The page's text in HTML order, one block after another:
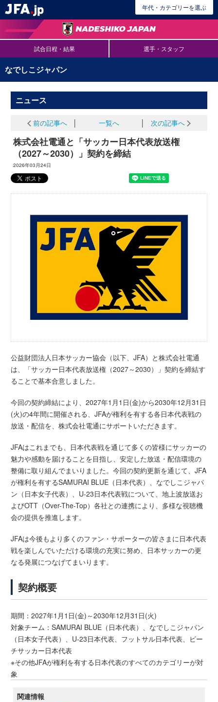
年代・カテゴリーを選ぶ
試合日程・結果 選手・スタッフ
なでしこジャパン
ニュース
前の記事へ 一覧へ 次の記事へ
株式会社電通と「サッカー日本代表放送権
（2027～2030）」契約を締結
2026年03月24日
公益財団法人日本サッカー協会（以下、JFA）と株式会社電通
は、「サッカー日本代表放送権（2027～2030）」契約を締結す
ることで基本合意しました。
今回の契約締結により、2027年1月1日(金)から2030年12月31日
(火)の4年間に開催される、JFAが権利を有する各日本代表戦の
放送・配信を、株式会社電通にサポートいただきます。
JFAはこれまでも、日本代表戦を通じて多くの皆様にサッカーの
魅力や感動を届けることを目指し、安定した放送・配信環境の
整備に取り組んでまいりました。今回の契約更新を通じて、JFA
が権利を有するSAMURAI BLUE（日本代表）、なでしこジャパ
ン（日本女子代表）、U-23日本代表戦について、地上波放送お
よびOTT（Over-The-Top）各社との連携により、多様な視聴機
会の提供を推進します。
JFAは今後もより多くのファン・サポーターの皆さまに日本代表
戦を楽しんでいただける環境の充実に努め、日本サッカーの更
なる発展につなげてまいります。
契約概要
期間：2027年1月1日(金)～2030年12月31日(火)
対象チーム：SAMURAI BLUE（日本代表）、なでしこジャパン
（日本女子代表）、U-23日本代表、フットサル日本代表、ビー
チサッカー日本代表
※その他JFAが権利を有する日本代表のすべてのカテゴリーが対
象
関連情報